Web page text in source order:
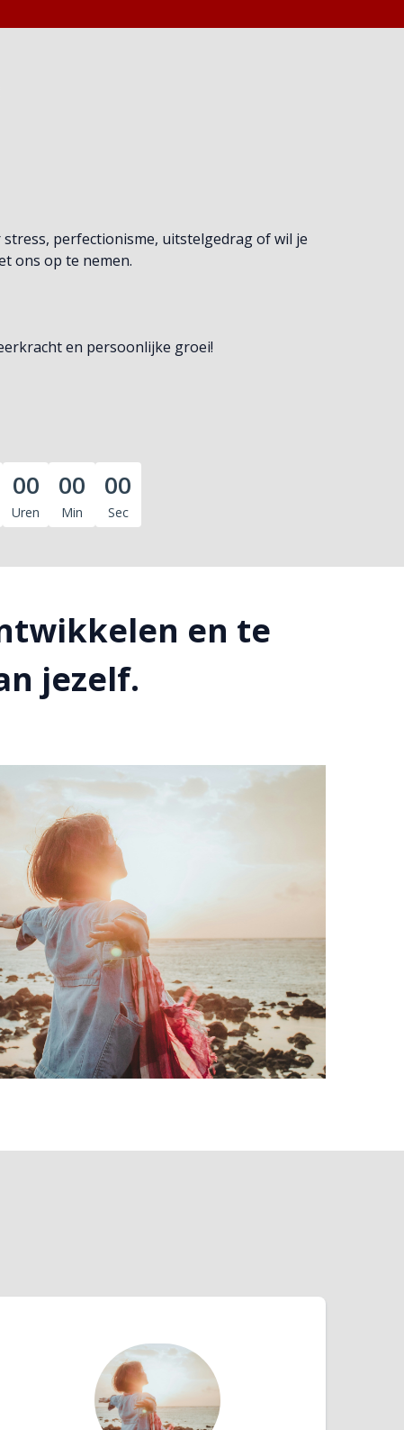
perfectionisme, uitstelgedrag of wil je
ons op te nemen.
en persoonlijke groei!
00
Uren
00
Min
00
Sec
en te
jezelf.